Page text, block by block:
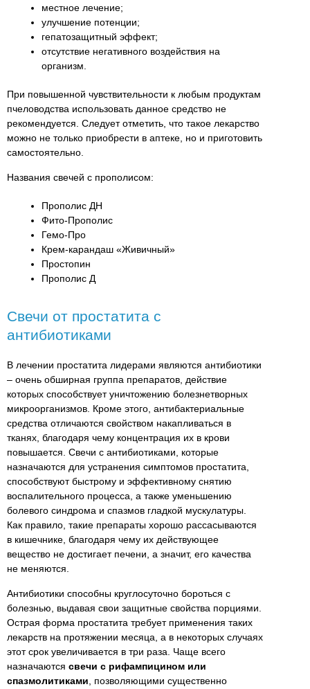
местное лечение;
улучшение потенции;
гепатозащитный эффект;
отсутствие негативного воздействия на
организм.
При повышенной чувствительности к любым продуктам
пчеловодства использовать данное средство не
рекомендуется. Следует отметить, что такое лекарство
можно не только приобрести в аптеке, но и приготовить
самостоятельно.
Названия свечей с прополисом:
Прополис ДН
Фито-Прополис
Гемо-Про
Крем-карандаш «Живичный»
Простопин
Прополис Д
Свечи от простатита с
антибиотиками
В лечении простатита лидерами являются антибиотики
– очень обширная группа препаратов, действие
которых способствует уничтожению болезнетворных
микроорганизмов. Кроме этого, антибактериальные
средства отличаются свойством накапливаться в
тканях, благодаря чему концентрация их в крови
повышается. Свечи с антибиотиками, которые
назначаются для устранения симптомов простатита,
способствуют быстрому и эффективному снятию
воспалительного процесса, а также уменьшению
болевого синдрома и спазмов гладкой мускулатуры.
Как правило, такие препараты хорошо рассасываются
в кишечнике, благодаря чему их действующее
вещество не достигает печени, а значит, его качества
не меняются.
Антибиотики способны круглосуточно бороться с
болезнью, выдавая свои защитные свойства порциями.
Острая форма простатита требует применения таких
лекарств на протяжении месяца, а в некоторых случаях
этот срок увеличивается в три раза. Чаще всего
назначаются свечи с рифампицином или
спазмолитиками , позволяющими существенно